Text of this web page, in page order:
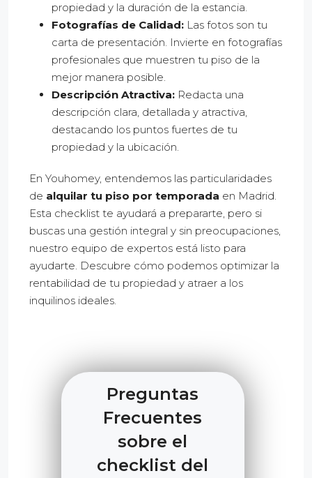
propiedad y la duración de la estancia.
Fotografías de Calidad: Las fotos son tu
carta de presentación. Invierte en fotografías
profesionales que muestren tu piso de la
mejor manera posible.
Descripción Atractiva: Redacta una
descripción clara, detallada y atractiva,
destacando los puntos fuertes de tu
propiedad y la ubicación.
En Youhomey, entendemos las particularidades
de alquilar tu piso por temporada en Madrid.
Esta checklist te ayudará a prepararte, pero si
buscas una gestión integral y sin preocupaciones,
nuestro equipo de expertos está listo para
ayudarte. Descubre cómo podemos optimizar la
rentabilidad de tu propiedad y atraer a los
inquilinos ideales.
Preguntas
Frecuentes
sobre el
checklist del